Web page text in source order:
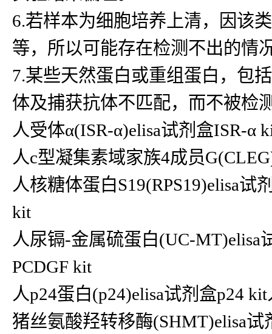
6.若样本为细胞培养上清，因该
等，所以可能存在检测不出的情
7.某些天然蛋白或重组蛋白，包
体及捕获抗体不匹配，而不被检
人受体α(ISR-α)elisa试剂盒ISR-α
人c型凝集素域家族4成员
人核糖体蛋白S19(RPS19)elisa试
kit
人尿镉-金属硫蛋白(UC-MT)elisa
PCDGF kit
人p24蛋白(p24)elisa试剂盒p24
猪丝氨酸羟转移酶(SHMT)elisa试